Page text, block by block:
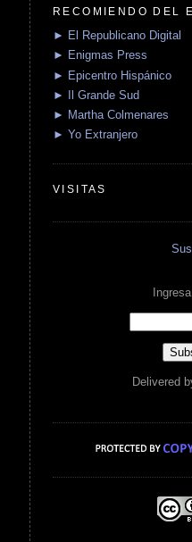
RECOMIENDO DEL
► El Republicano Digital
► Enigmas Press
► Epicentro Hispánico
► Il Grande Sud
► Martha Colmenares
► Yo Extranjero
VISITAS
Delivered